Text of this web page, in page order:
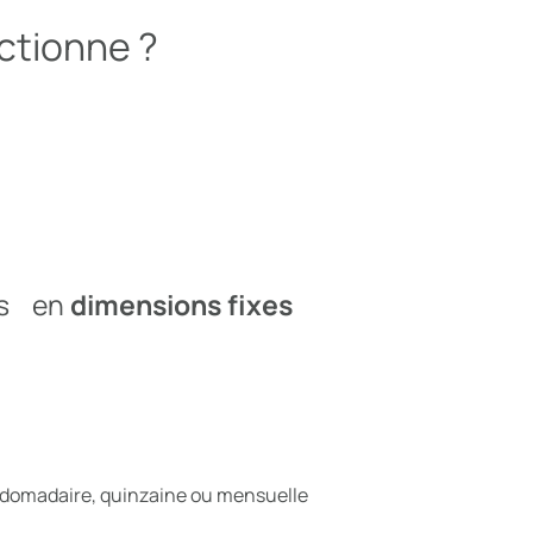
?
en dimensions fixes
quinzaine ou mensuelle